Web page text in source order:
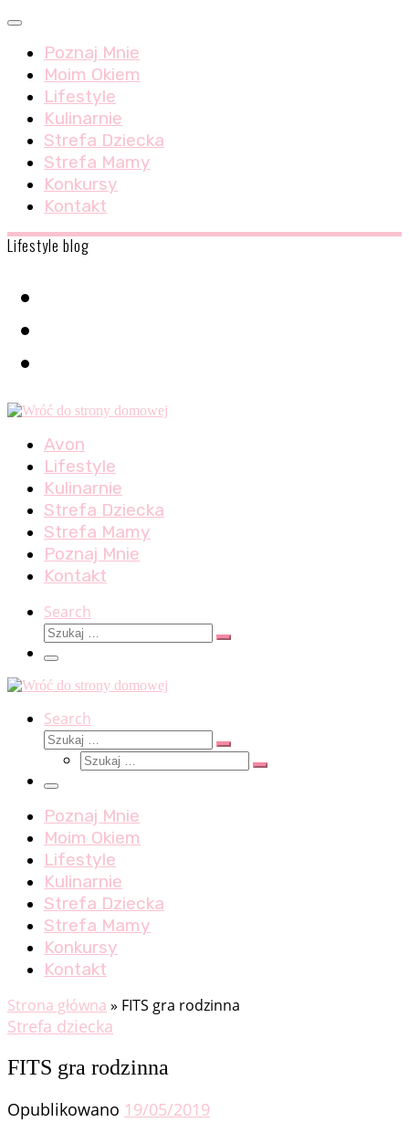
Skip
content
Menu
Poznaj Mnie
Moim Okiem
Lifestyle
Kulinarnie
Strefa Dziecka
Strefa Mamy
Konkursy
Kontakt
Lifestyle blog
Avon
Lifestyle
Kulinarnie
Strefa Dziecka
Strefa Mamy
Poznaj Mnie
Kontakt
Search
Szukaj
Szukaj
Menu
Search
Szukaj
Szukaj
Szukaj
Szukaj
Menu
Poznaj Mnie
Moim Okiem
Lifestyle
Kulinarnie
Strefa Dziecka
Strefa Mamy
Konkursy
Kontakt
Strona główna » FITS gra rodzinna
Strefa dziecka
FITS gra rodzinna
Opublikowano 19/05/2019